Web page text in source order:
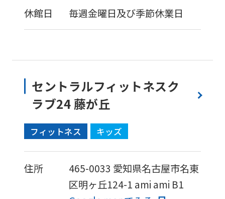
休館日 毎週金曜日及び季節休業日
セントラルフィットネスク
ラブ24 藤が丘
フィットネス キッズ
住所 465-0033 愛知県名古屋市名東
区明ヶ丘124-1 ami ami B1
mechanically,
so
may
be
accurate
translation.
The
translation
may